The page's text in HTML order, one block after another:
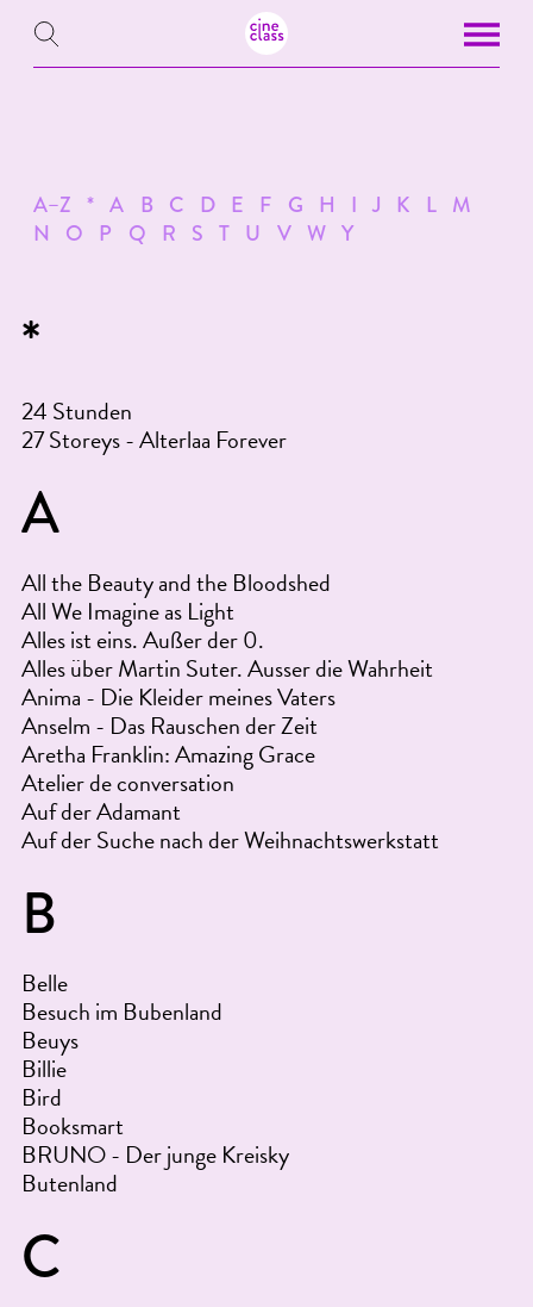
A–Z * A B C D E F G H I J K L M
N
O P Q R S T U V W Y
*
24 Stunden
27 Storeys - Alterlaa Forever
A
All the Beauty and the Bloodshed
All We Imagine as Light
Alles ist eins. Außer der 0.
Alles über Martin Suter. Ausser die Wahrheit
Anima - Die Kleider meines Vaters
Anselm - Das Rauschen der Zeit
Aretha Franklin: Amazing Grace
Atelier de conversation
Auf der Adamant
Auf der Suche nach der Weihnachtswerkstatt
B
Belle
Besuch im Bubenland
Beuys
Billie
Bird
Booksmart
BRUNO - Der junge Kreisky
Butenland
C